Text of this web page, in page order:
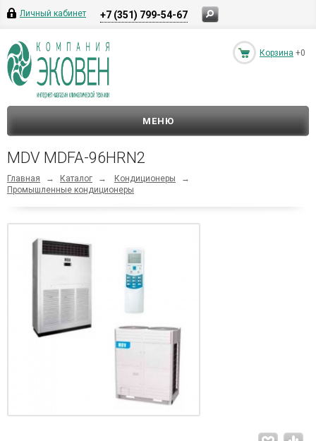
Личный кабинет +7 (351) 799-54-67
Корзина +0
МЕНЮ
MDV MDFA-96HRN2
Главная → Каталог → Кондиционеры
→
Промышленные кондиционеры